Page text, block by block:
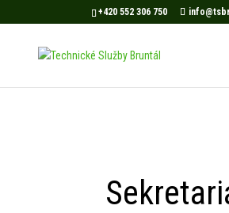
+420 552 306 750